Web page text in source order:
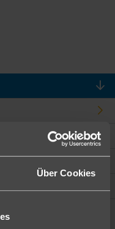
Über Cookies